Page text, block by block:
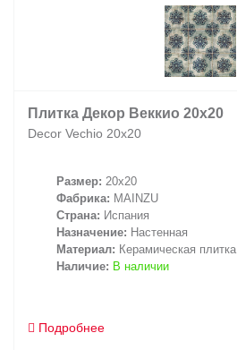
Плитка Декор Веккио 20х20
Decor Vechio 20х20
Размер: 20x20
Фабрика: MAINZU
Страна: Испания
Назначение: Настенная
Материал: Керамическая плитка
Наличие: В наличии
Подробнее